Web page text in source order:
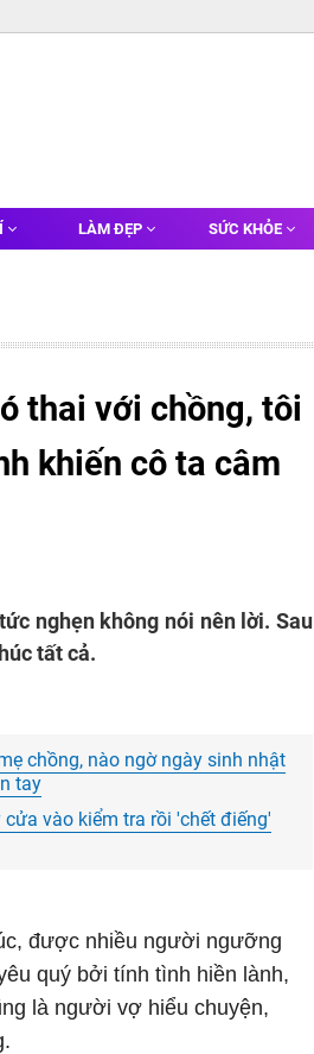
LÀM ĐẸP SỨC KHỎE
thai với chồng, tôi
khiến cô ta câm
nghẹn không nói nên lời. Sau
tất cả.
chồng, nào ngờ ngày sinh nhật
tay
vào kiểm tra rồi 'chết điếng'
được nhiều người ngưỡng
quý bởi tính tình hiền lành,
là người vợ hiểu chuyện,